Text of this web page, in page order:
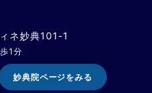
ネ妙典101-1
1分
妙典院ページをみる